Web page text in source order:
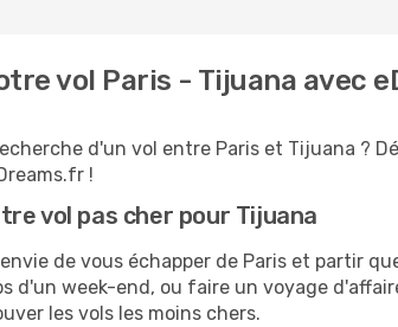
vol Paris - Tijuana avec
d'un vol entre Paris et Tijuana ?
!
vol pas cher pour Tijuana
de vous échapper de Paris et partir
d'un week-end, ou faire un voyage
les vols les moins chers.